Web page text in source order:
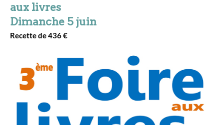
aux livres
Dimanche 5 juin
Recette de 436 €